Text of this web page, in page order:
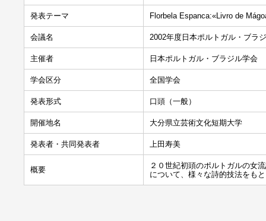
発表テーマ Florbela Espanca:«Livro de
会議名 2002年度日本ポルトガル・ブラ
主催者 日本ポルトガル・ブラジル学会
学会区分 全国学会
発表形式 口頭（一般）
開催地名 大分県立芸術文化短期大学
発表者・共同発表者 上田寿美
概要
２０世紀初頭のポルトガルの女
について、様々な詩的技法をも